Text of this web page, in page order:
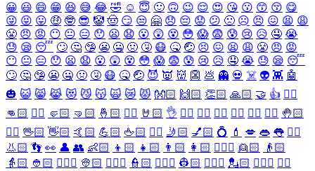
😀 😃 😄 😁 😆 😅 😂 🤣 ☺️ 😇 🙂 🙃 😉 😌 😍 😘 😗 😙 😚 😋
😜 😝 😛 🤑 🤓 😎 🤡 🤠 😏 😒 🤗 😞 😔 😟 😕 🙁 ☹️ 😣 😖 😫 😩
😤 😠 😡 😶 😐 😑 😯 😦 😧 😮 😲 😵 😳 😱 😨 😰 😢 😥 🤤 😭
😓 😪 😴 🙄 🤔 🤥 😬 🤐 🤢 🤧 😷 🤒 🤕 😣 😖 😫 😩 😤 😠 😡
😶 😐 😑 😯 😦 😧 😮 😲 😵 😳 😱 😨 😰 😢 😥 🤤 😭 😓 😪 😴
🙄 🤔 🤥 😬 🤐 🤢 🤧 😷 🤒 🤕 😈 👿 👹 👺 💩 👻 💀 ☠️ 👽 👾 🤖
🎃 😺 😸 😹 😻 😼 😽 🙀 😿 😾 👐🏻 🙌🏻 👏🏻 🙏🏻 🤝 👍 👎🏻
👊🏻 ✊🏻 🤛🏻 🤜🏻 🤞🏻 ✌🏻 🤘🏻 👌 👈🏻 👉🏻 👆🏻 👇🏻 ☝🏻 ✋🏻 🤚🏻
🖐🏻 🖖🏻 👋🏻 🤙🏻 💪🏻 🖕🏻 ✍🏻 🤳🏻 💅🏻 💍 💄 💋 👄 👅 👂🏻
👃🏻 👣 👀 👤 👥 👶🏻 👦🏻 👧🏻 👨🏻 👩🏻 👱🏻‍♀️ 👱🏻
👴🏻
👵🏻 👲🏻 👳🏻‍♀️ 👳🏻 👮🏻‍♀️ 👮🏻 👷🏻‍♀️ 👷🏻 💂🏻‍♀️ 💂🏻 🕵🏻‍♀️ 🕵🏻